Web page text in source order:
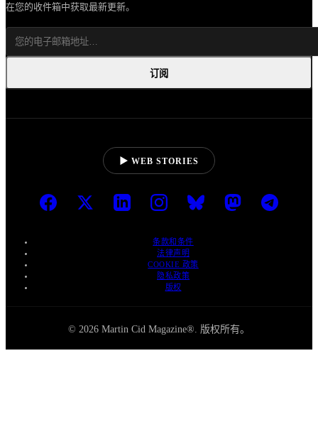
在您的收件箱中获取最新更新。
订阅
▶ WEB STORIES
条款和条件
法律声明
COOKIE 政策
隐私政策
版权
© 2026 Martin Cid Magazine®. 版权所有。